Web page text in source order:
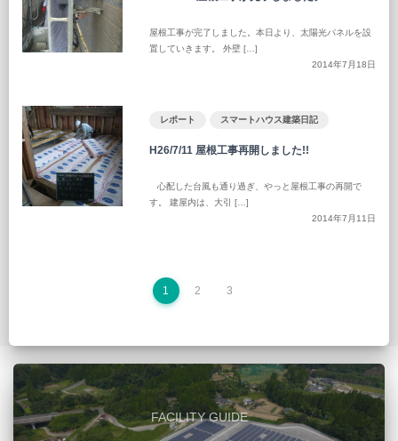
屋根工事が完了しました。本日より、太陽光パネルを設
置していきます。 外壁 […]
2014年7月18日
レポート スマートハウス建築日記
H26/7/11 屋根工事再開しました!!
心配した台風も通り過ぎ、やっと屋根工事の再開で
す。 建屋内は、大引 […]
2014年7月11日
1 2 3
FACILITY GUIDE